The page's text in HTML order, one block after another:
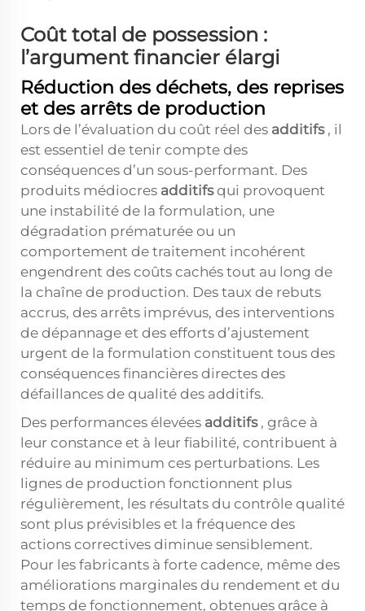
Coût total de possession :
l’argument financier élargi
Réduction des déchets, des reprises
et des arrêts de production
Lors de l’évaluation du coût réel des additifs , il
est essentiel de tenir compte des
conséquences d’un sous-performant. Des
produits médiocres additifsqui provoquent
une instabilité de la formulation, une
dégradation prématurée ou un
comportement de traitement incohérent
engendrent des coûts cachés tout au long de
la chaîne de production. Des taux de rebuts
accrus, des arrêts imprévus, des interventions
de dépannage et des efforts d’ajustement
urgent de la formulation constituent tous des
conséquences financières directes des
défaillances de qualité des additifs.
Des performances élevées additifs , grâce à
leur constance et à leur fiabilité, contribuent à
réduire au minimum ces perturbations. Les
lignes de production fonctionnent plus
régulièrement, les résultats du contrôle qualité
sont plus prévisibles et la fréquence des
actions correctives diminue sensiblement.
Pour les fabricants à forte cadence, même des
améliorations marginales du rendement et du
temps de fonctionnement, obtenues grâce à